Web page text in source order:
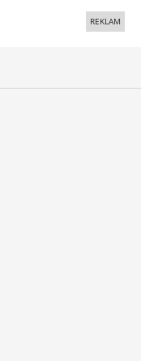
REKLAM